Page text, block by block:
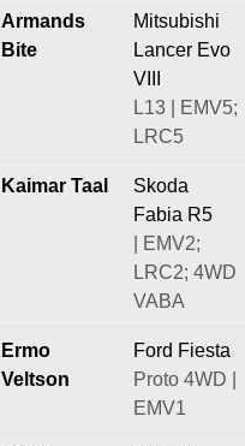
Armands
Bite
Mitsubishi
Lancer Evo
VIII
L13 | EMV5;
LRC5
Kaimar Taal
Skoda
Fabia R5
| EMV2;
LRC2; 4WD
VABA
Ermo
Veltson
Ford Fiesta
Proto 4WD |
EMV1